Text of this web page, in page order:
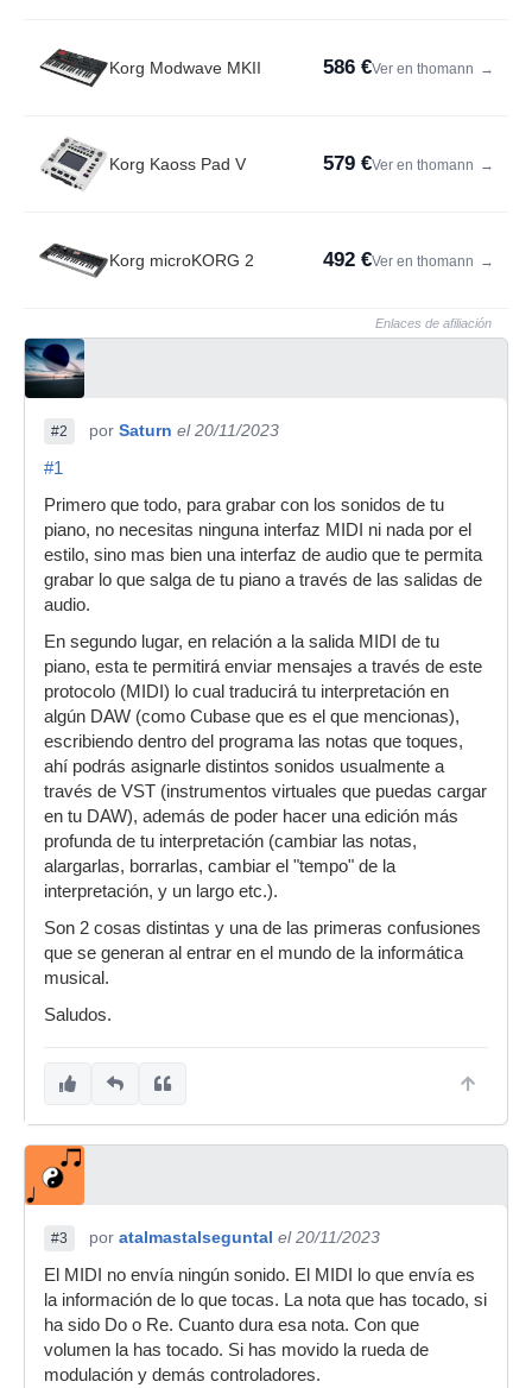
Korg Modwave MKII 586 €Ver en thomann →
Korg Kaoss Pad V 579 €Ver en thomann →
Korg microKORG 2 492 €Ver en thomann →
Enlaces de afiliación
#2 por Saturn el 20/11/2023
#1
Primero que todo, para grabar con los sonidos de tu
piano, no necesitas ninguna interfaz MIDI ni nada por el
estilo, sino mas bien una interfaz de audio que te permita
grabar lo que salga de tu piano a través de las salidas de
audio.
En segundo lugar, en relación a la salida MIDI de tu
piano, esta te permitirá enviar mensajes a través de este
protocolo (MIDI) lo cual traducirá tu interpretación en
algún DAW (como Cubase que es el que mencionas),
escribiendo dentro del programa las notas que toques,
ahí podrás asignarle distintos sonidos usualmente a
través de VST (instrumentos virtuales que puedas cargar
en tu DAW), además de poder hacer una edición más
profunda de tu interpretación (cambiar las notas,
alargarlas, borrarlas, cambiar el "tempo" de la
interpretación, y un largo etc.).
Son 2 cosas distintas y una de las primeras confusiones
que se generan al entrar en el mundo de la informática
musical.
Saludos.
#3 por atalmastalseguntal el 20/11/2023
El MIDI no envía ningún sonido. El MIDI lo que envía es
la información de lo que tocas. La nota que has tocado, si
ha sido Do o Re. Cuanto dura esa nota. Con que
volumen la has tocado. Si has movido la rueda de
modulación y demás controladores.